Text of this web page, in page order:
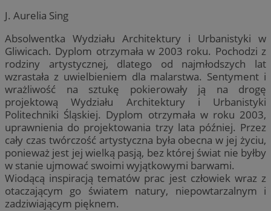
J. Aurelia Sing
Absolwentka Wydziału Architektury i Urbanistyki w
Gliwicach. Dyplom otrzymała w 2003 roku. Pochodzi z
rodziny artystycznej, dlatego od najmłodszych lat
wzrastała z uwielbieniem dla malarstwa. Sentyment i
wrażliwość na sztukę pokierowały ją na drogę
projektową Wydziału Architektury i Urbanistyki
Politechniki Śląskiej. Dyplom otrzymała w roku 2003,
uprawnienia do projektowania trzy lata później. Przez
cały czas twórczość artystyczna była obecna w jej życiu,
ponieważ jest jej wielką pasją, bez której świat nie byłby
w stanie ujmować swoimi wyjątkowymi barwami.
Wiodącą inspiracją tematów prac jest człowiek wraz z
otaczającym go światem natury, niepowtarzalnym i
zadziwiającym pięknem.